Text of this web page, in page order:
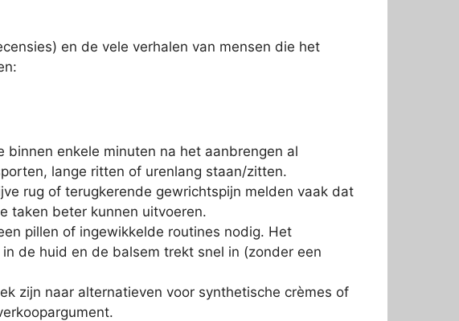
en de vele verhalen van mensen die het
binnen enkele minuten na het aanbrengen al
lange ritten of urenlang staan/zitten.
rug of terugkerende gewrichtspijn melden vaak dat
taken beter kunnen uitvoeren.
pillen of ingewikkelde routines nodig. Het
de huid en de balsem trekt snel in (zonder een
zijn naar alternatieven voor synthetische crèmes of